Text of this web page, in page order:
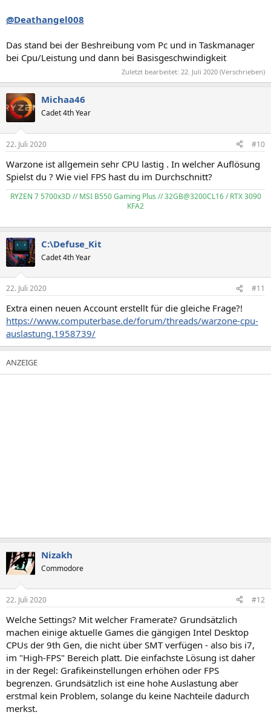
@Deathangel008
Das stand bei der Beshreibung vom Pc und in Taskmanager
bei Cpu/Leistung und dann bei Basisgeschwindigkeit
Zuletzt bearbeitet: 22. Juli 2020 (Verschrieben)
Michaa46
Cadet 4th Year
22. Juli 2020 #10
Warzone ist allgemein sehr CPU lastig . In welcher Auflösung
Spielst du ? Wie viel FPS hast du im Durchschnitt?
RYZEN 7 5700x3D // MSI B550 Gaming Plus // 32GB@3200CL16 / RTX 3090
KFA2
C:\Defuse_Kit
Cadet 4th Year
22. Juli 2020 #11
Extra einen neuen Account erstellt für die gleiche Frage?!
https://www.computerbase.de/forum/threads/warzone-cpu-
auslastung.1958739/
Nizakh
Commodore
22. Juli 2020 #12
Welche Settings? Mit welcher Framerate? Grundsätzlich
machen einige aktuelle Games die gängigen Intel Desktop
CPUs der 9th Gen, die nicht über SMT verfügen - also bis i7,
im "High-FPS" Bereich platt. Die einfachste Lösung ist daher
in der Regel: Grafikeinstellungen erhöhen oder FPS
begrenzen. Grundsätzlich ist eine hohe Auslastung aber
erstmal kein Problem, solange du keine Nachteile dadurch
merkst.